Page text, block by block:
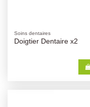
Soins dentaires
Doigtier Dentaire x2